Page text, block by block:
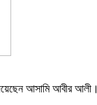
আসামি আবীর আলী।